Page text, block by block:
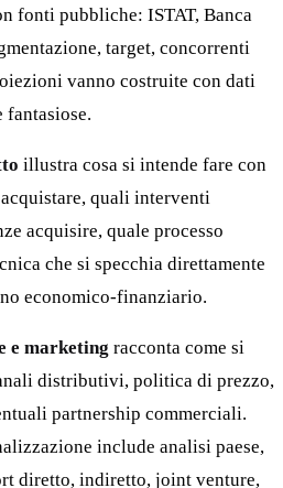
fonti pubbliche: ISTAT, Banca
target, concorrenti
vanno costruite con dati
illustra cosa si intende fare con
quali interventi
acquisire, quale processo
che si specchia direttamente
economico-finanziario.
e marketing racconta come si
distributivi, politica di prezzo,
partnership commerciali.
include analisi paese,
diretto, indiretto, joint venture,